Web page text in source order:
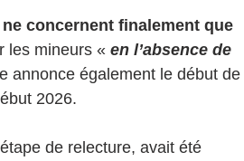
ne concernent finalement que
les mineurs « en l’absence de
annonce également le début de
2026.
de relecture, avait été